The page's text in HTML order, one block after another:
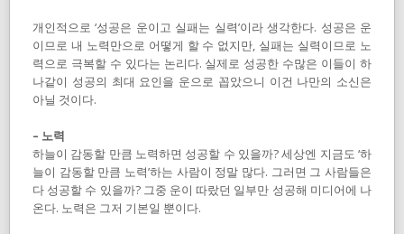
개인적으로 ‘성공은 운이고 실패는 실력’이라 생각한다. 성공은 운
이므로 내 노력만으로 어떻게 할 수 없지만, 실패는 실력이므로 노
력으로 극복할 수 있다는 논리다. 실제로 성공한 수많은 이들이 하
나같이 성공의 최대 요인을 운으로 꼽았으니 이건 나만의 소신은
아닐 것이다.
– 노력
하늘이 감동할 만큼 노력하면 성공할 수 있을까? 세상엔 지금도 ‘하
늘이 감동할 만큼 노력’하는 사람이 정말 많다. 그러면 그 사람들은
다 성공할 수 있을까? 그중 운이 따랐던 일부만 성공해 미디어에 나
온다. 노력은 그저 기본일 뿐이다.